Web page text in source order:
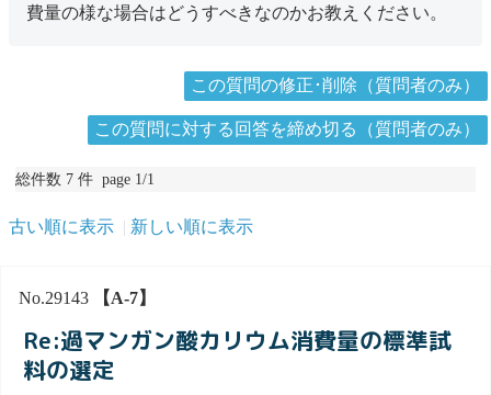
費量の様な場合はどうすべきなのかお教えください。
この質問の修正･削除（質問者のみ）
この質問に対する回答を締め切る（質問者のみ）
総件数 7 件 page 1/1
古い順に表示 新しい順に表示
No.29143 【A-7】
Re:過マンガン酸カリウム消費量の標準試
料の選定